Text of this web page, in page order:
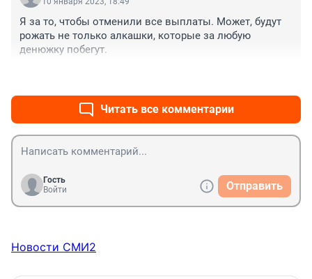
Я за то, чтобы отменили все выплаты. Может, будут
рожать не только алкашки, которые за любую
денюжку побегут.
Читать все комментарии
Гость
Войти
Отправить
Новости СМИ2